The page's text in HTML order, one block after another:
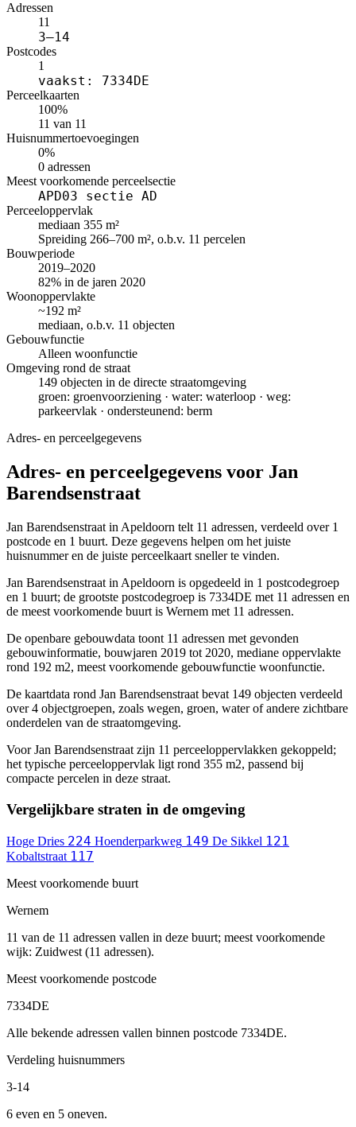
Adressen
11
3–14
Postcodes
1
vaakst: 7334DE
Perceelkaarten
100%
11 van 11
Huisnummertoevoegingen
0%
0 adressen
Meest voorkomende perceelsectie
APD03 sectie AD
Perceeloppervlak
mediaan 355 m²
Spreiding 266–700 m², o.b.v. 11 percelen
Bouwperiode
2019–2020
82% in de jaren 2020
Woonoppervlakte
~192 m²
mediaan, o.b.v. 11 objecten
Gebouwfunctie
Alleen woonfunctie
Omgeving rond de straat
149 objecten in de directe straatomgeving
groen: groenvoorziening · water: waterloop · weg:
parkeervlak · ondersteunend: berm
Adres- en perceelgegevens
Adres- en perceelgegevens voor Jan
Barendsenstraat
Jan Barendsenstraat in Apeldoorn telt 11 adressen, verdeeld over 1
postcode en 1 buurt. Deze gegevens helpen om het juiste
huisnummer en de juiste perceelkaart sneller te vinden.
Jan Barendsenstraat in Apeldoorn is opgedeeld in 1 postcodegroep
en 1 buurt; de grootste postcodegroep is 7334DE met 11 adressen en
de meest voorkomende buurt is Wernem met 11 adressen.
De openbare gebouwdata toont 11 adressen met gevonden
gebouwinformatie, bouwjaren 2019 tot 2020, mediane oppervlakte
rond 192 m2, meest voorkomende gebouwfunctie woonfunctie.
De kaartdata rond Jan Barendsenstraat bevat 149 objecten verdeeld
over 4 objectgroepen, zoals wegen, groen, water of andere zichtbare
onderdelen van de straatomgeving.
Voor Jan Barendsenstraat zijn 11 perceeloppervlakken gekoppeld;
het typische perceeloppervlak ligt rond 355 m2, passend bij
compacte percelen in deze straat.
Vergelijkbare straten in de omgeving
Hoge Dries 224 Hoenderparkweg 149 De Sikkel 121
Kobaltstraat 117
Meest voorkomende buurt
Wernem
11 van de 11 adressen vallen in deze buurt; meest voorkomende
wijk: Zuidwest (11 adressen).
Meest voorkomende postcode
7334DE
Alle bekende adressen vallen binnen postcode 7334DE.
Verdeling huisnummers
3-14
6 even en 5 oneven.